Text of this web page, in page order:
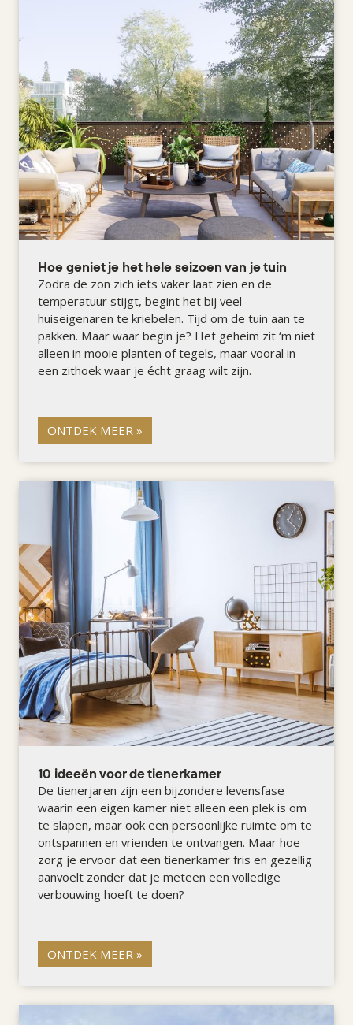
Hoe geniet je het hele seizoen van je tuin
Zodra de zon zich iets vaker laat zien en de
temperatuur stijgt, begint het bij veel
huiseigenaren te kriebelen. Tijd om de tuin aan te
pakken. Maar waar begin je? Het geheim zit ‘m niet
alleen in mooie planten of tegels, maar vooral in
een zithoek waar je écht graag wilt zijn.
ONTDEK MEER »
10 ideeën voor de tienerkamer
De tienerjaren zijn een bijzondere levensfase
waarin een eigen kamer niet alleen een plek is om
te slapen, maar ook een persoonlijke ruimte om te
ontspannen en vrienden te ontvangen. Maar hoe
zorg je ervoor dat een tienerkamer fris en gezellig
aanvoelt zonder dat je meteen een volledige
verbouwing hoeft te doen?
ONTDEK MEER »